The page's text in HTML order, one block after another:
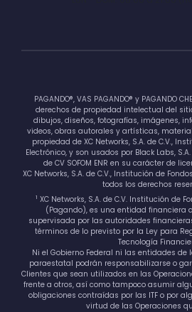
PAGANDO®, VAS PAGANDO® y PAGANDO
derechos de propiedad intelectual del
dibujos, diseños, fotografías, imágenes,
videos, obras autorales y artísticas,
propiedad de XC Networks, S.A. de C.V.,
Electrónico, y son usados por Black Labs,
de CV SOFOM ENR en su carácter de
XC Networks, S.A. de C.V., Institución de
todos los derechos
1 XC Networks, S.A. de C.V. Institución de
(Pagando), es una entidad financiera
supervisada por las autoridades
términos de lo previsto por la Ley para
Tecnología
Ni el Gobierno Federal ni las entidades
paraestatal podrán responsabilizarse o
Clientes que sean utilizados en las
frente a otros, así como tampoco asumir
obligaciones contraídas por las ITF o por
virtud de las Operaciones